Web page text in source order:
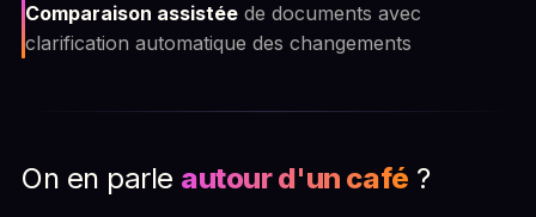
Comparaison assistée de documents avec
clarification automatique des changements
On en parle autour d'un café ?